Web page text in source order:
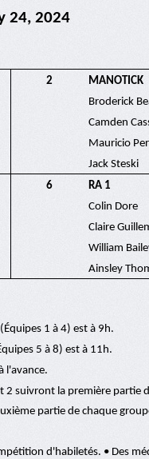
24, 2024
2
MANOTICK
Broderick
Camden
Mauricio
Jack Steski
6
RA 1
Colin Dore
Claire
William
Ainsley
1 à 4) est à 9h.
5 à 8) est à 11h.
l'avance.
2 suivront la première partie
partie de chaque
d'habiletés. • Des